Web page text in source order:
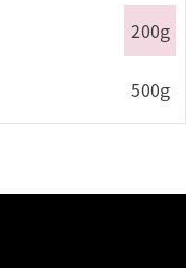
200g
500g